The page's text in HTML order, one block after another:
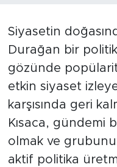
Siyasetin
Durağan bir
gözünde
etkin siyaset
karşısında geri
Kısaca, gündemi
olmak ve
aktif politika
Teknoloji
Magazin
Dünya
Sektör